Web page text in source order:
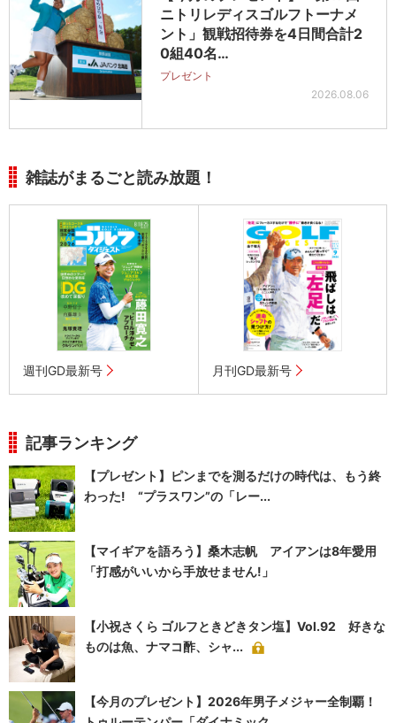
ニトリレディスゴルフトーナメ
ント」観戦招待券を4日間合計2
0組40名…
プレゼント
2026.08.06
雑誌がまるごと読み放題！
週刊GD最新号 月刊GD最新号
記事ランキング
【プレゼント】ピンまでを測るだけの時代は、もう終
わった! “プラスワン”の「レー...
【マイギアを語ろう】桑木志帆 アイアンは8年愛用
「打感がいいから手放せません!」
【小祝さくら ゴルフときどきタン塩】Vol.92 好きな
ものは魚、ナマコ酢、シャ...
【今月のプレゼント】2026年男子メジャー全制覇！